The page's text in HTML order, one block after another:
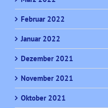
Februar 2022
Januar 2022
Dezember 2021
November 2021
Oktober 2021